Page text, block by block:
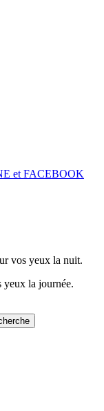
et FACEBOOK
vos yeux la nuit.
yeux la journée.